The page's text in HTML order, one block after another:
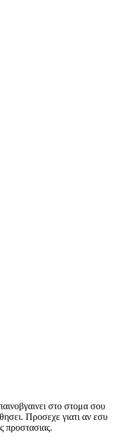
στο στομα σου
Προσεχε γιατι αν εσυ
προστασιας.